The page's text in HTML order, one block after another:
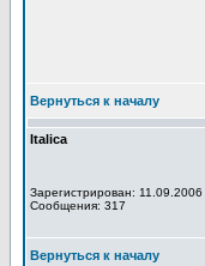
Вернуться к началу
Italica
Зарегистрирован: 11.09.2006
Сообщения: 317
Вернуться к началу